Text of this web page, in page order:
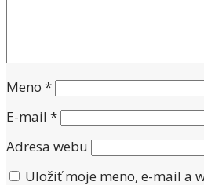
Meno *
E-mail *
Adresa webu
Uložiť moje meno, e-mail a